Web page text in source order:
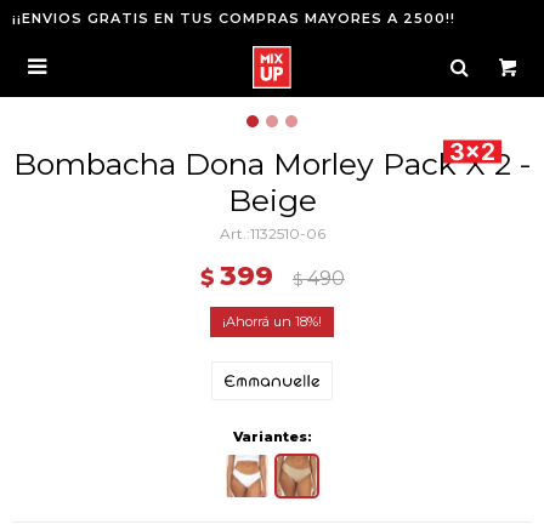
¡¡ENVIOS GRATIS EN TUS COMPRAS MAYORES A 2500!!

Bombacha Dona Morley Pack X 2 -
Beige
1132510-06
$ 399 $ 490
18
Variantes: